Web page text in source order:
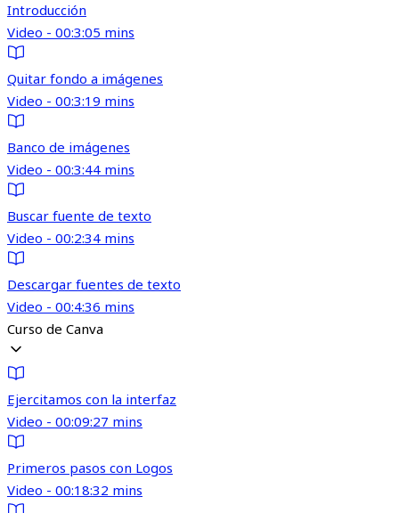
Introducción
Video - 00:3:05 mins
Quitar fondo a imágenes
Video - 00:3:19 mins
Banco de imágenes
Video - 00:3:44 mins
Buscar fuente de texto
Video - 00:2:34 mins
Descargar fuentes de texto
Video - 00:4:36 mins
Curso de Canva
Ejercitamos con la interfaz
Video - 00:09:27 mins
Primeros pasos con Logos
Video - 00:18:32 mins